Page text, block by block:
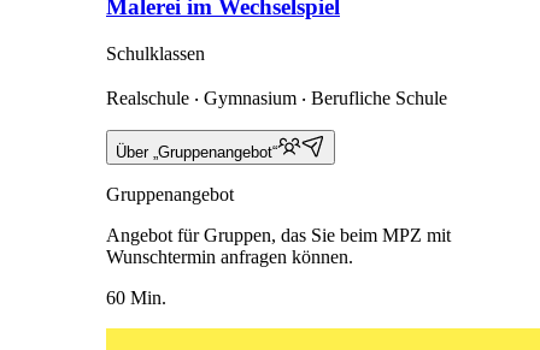
Malerei im Wechselspiel
Schulklassen
Realschule ‧ Gymnasium ‧ Berufliche Schule
Über „Gruppenangebot“
Gruppenangebot
Angebot für Gruppen, das Sie beim MPZ mit
Wunschtermin anfragen können.
60 Min.